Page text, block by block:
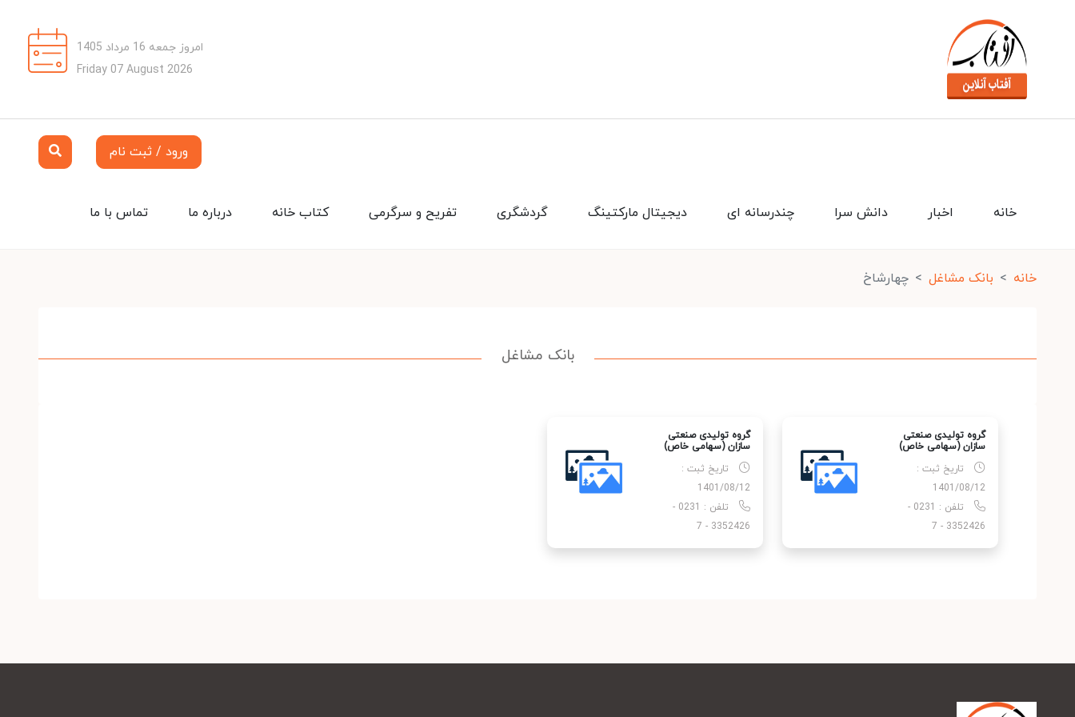
امروز جمعه 16 مرداد 1405
Friday 07 August 2026
ورود / ثبت نام
تماس با ما درباره ما کتاب خانه تفریح و سرگرمی گردشگری دیجیتال مارکتینگ چندرسانه ای دانش سرا اخبار خانه
خانه بانک مشاغل چهارشاخ
بانک مشاغل
گروه تولیدی صنعتی
سازان (سهامی خاص)
تاریخ ثبت :
1401/08/12
تلفن : 0231 -
3352426 - 7
گروه تولیدی صنعتی
سازان (سهامی خاص)
تاریخ ثبت :
1401/08/12
تلفن : 0231 -
3352426 - 7